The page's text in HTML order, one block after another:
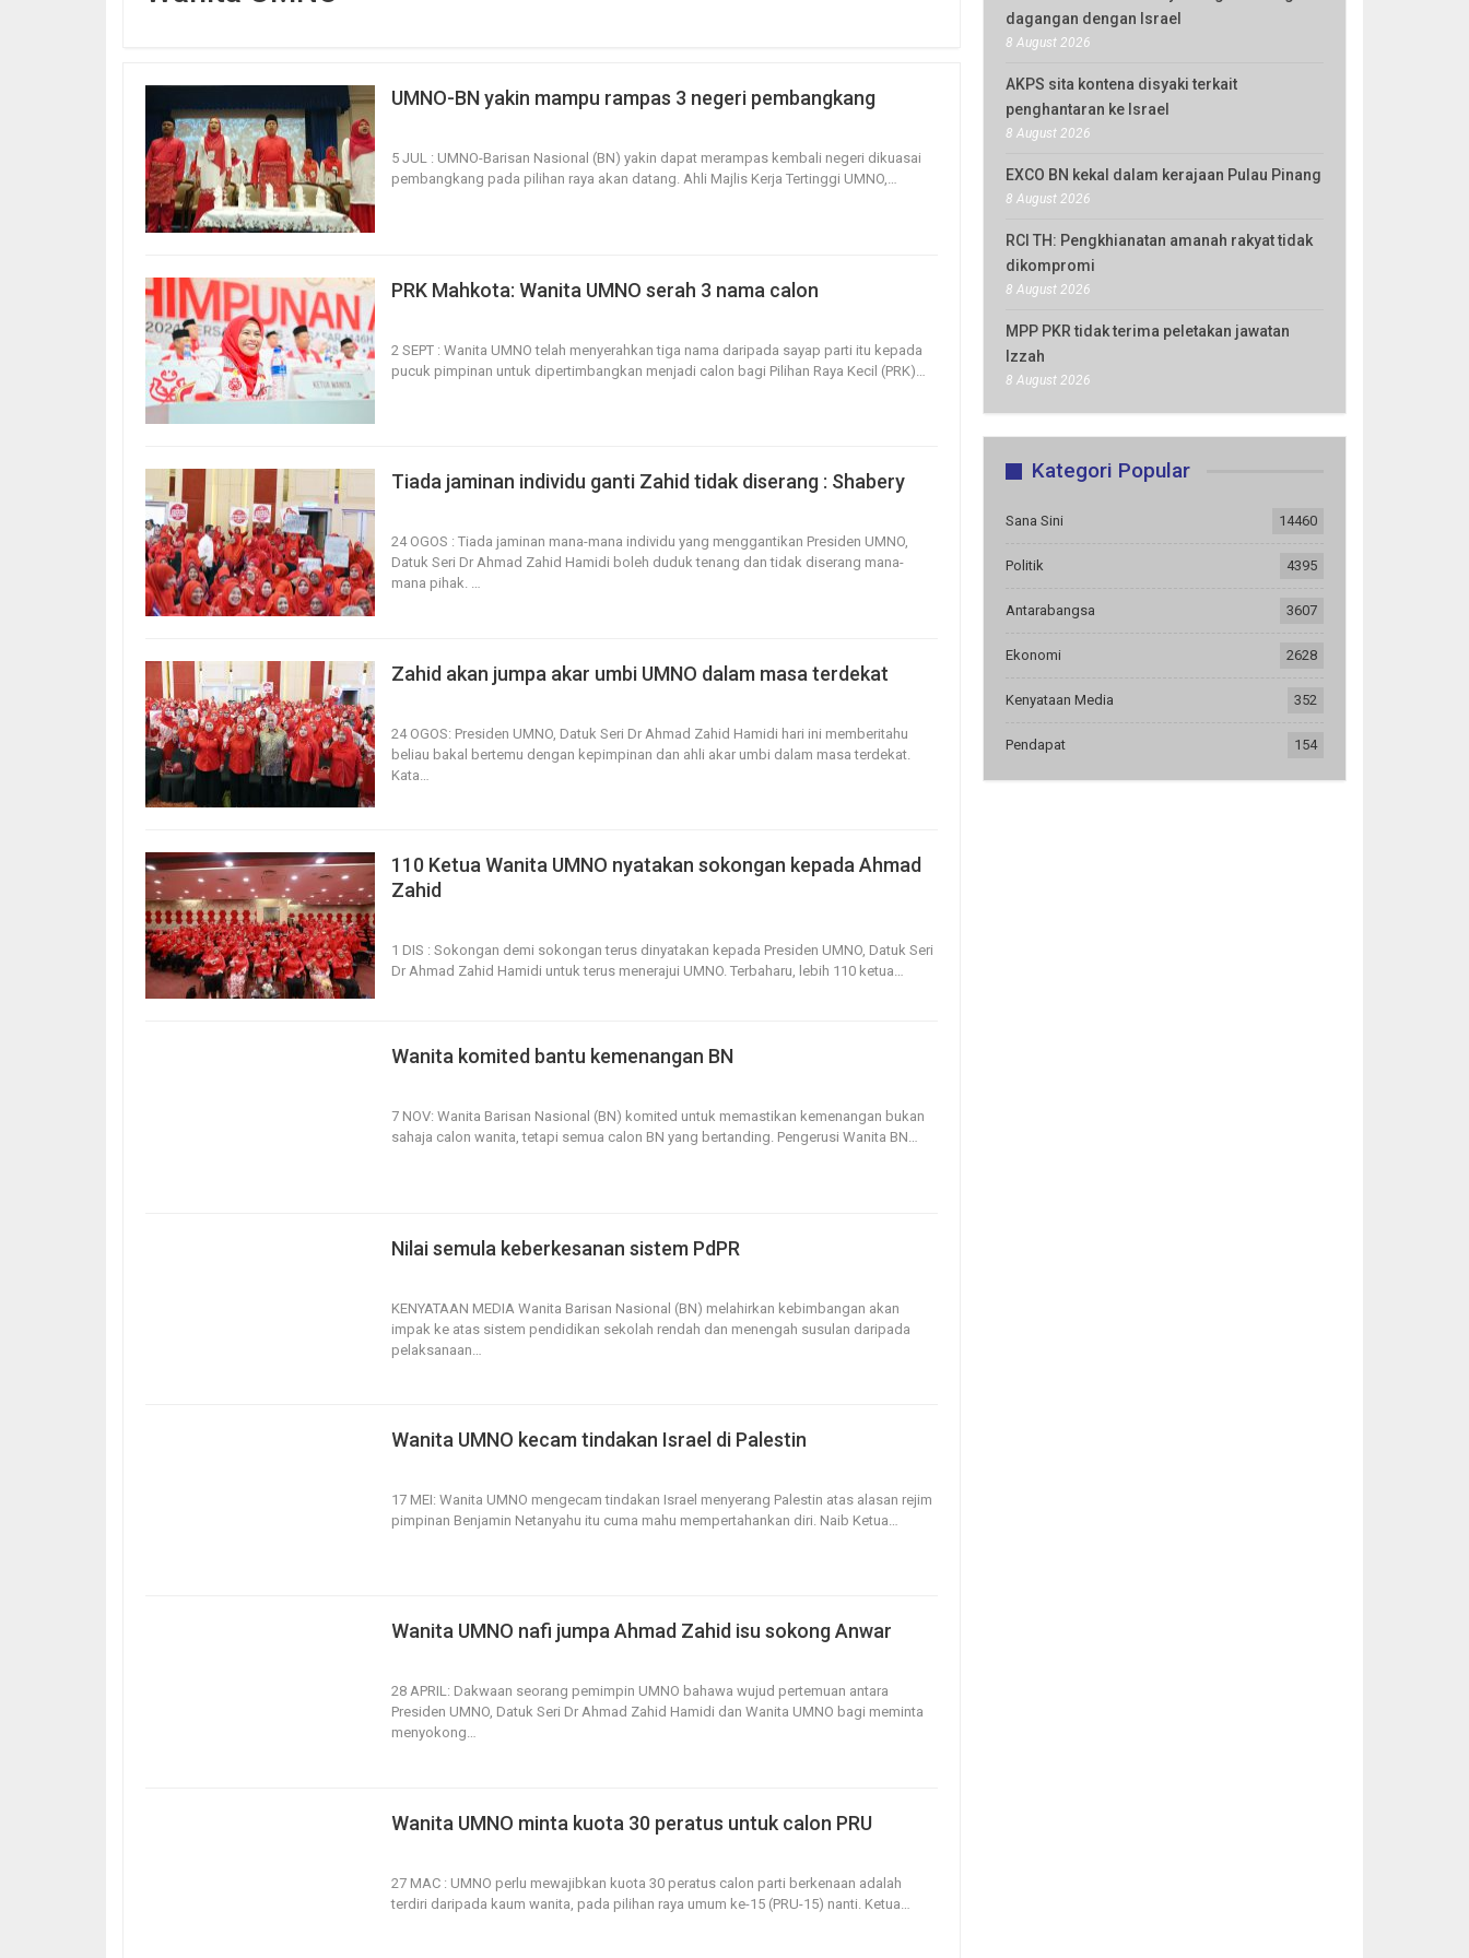
UMNO-BN yakin mampu rampas 3 negeri pembangkang
5 JUL : UMNO-Barisan Nasional (BN) yakin dapat merampas kembali negeri dikuasai
pembangkang pada pilihan raya akan datang. Ahli Majlis Kerja Tertinggi UMNO,…
PRK Mahkota: Wanita UMNO serah 3 nama calon
2 SEPT : Wanita UMNO telah menyerahkan tiga nama daripada sayap parti itu kepada
pucuk pimpinan untuk dipertimbangkan menjadi calon bagi Pilihan Raya Kecil (PRK)
Tiada jaminan individu ganti Zahid tidak diserang : Shabery
24 OGOS : Tiada jaminan mana-mana individu yang menggantikan Presiden UMNO,
Datuk Seri Dr Ahmad Zahid Hamidi boleh duduk tenang dan tidak diserang mana-
mana pihak. …
Zahid akan jumpa akar umbi UMNO dalam masa terdekat
24 OGOS: Presiden UMNO, Datuk Seri Dr Ahmad Zahid Hamidi hari ini memberitahu
beliau bakal bertemu dengan kepimpinan dan ahli akar umbi dalam masa terdekat.
Kata
110 Ketua Wanita UMNO nyatakan sokongan kepada Ahmad
Zahid
1 DIS : Sokongan demi sokongan terus dinyatakan kepada Presiden UMNO, Datuk Seri
Dr Ahmad Zahid Hamidi untuk terus menerajui UMNO. Terbaharu, lebih 110 ketua
Wanita komited bantu kemenangan BN
7 NOV: Wanita Barisan Nasional (BN) komited untuk memastikan kemenangan bukan
sahaja calon wanita, tetapi semua calon BN yang bertanding. Pengerusi Wanita BN…
Nilai semula keberkesanan sistem PdPR
KENYATAAN MEDIA Wanita Barisan Nasional (BN) melahirkan kebimbangan akan
impak ke atas sistem pendidikan sekolah rendah dan menengah susulan daripada
pelaksanaan
Wanita UMNO kecam tindakan Israel di Palestin
17 MEI: Wanita UMNO mengecam tindakan Israel menyerang Palestin atas alasan rejim
pimpinan Benjamin Netanyahu itu cuma mahu mempertahankan diri. Naib Ketua…
Wanita UMNO nafi jumpa Ahmad Zahid isu sokong Anwar
28 APRIL: Dakwaan seorang pemimpin UMNO bahawa wujud pertemuan antara
Presiden UMNO, Datuk Seri Dr Ahmad Zahid Hamidi dan Wanita UMNO bagi meminta
menyokong…
Wanita UMNO minta kuota 30 peratus untuk calon PRU
27 MAC : UMNO perlu mewajibkan kuota 30 peratus calon parti berkenaan adalah
terdiri daripada kaum wanita, pada pilihan raya umum ke-15 (PRU-15) nanti. Ketua
dagangan dengan Israel
8 August 2026
AKPS sita kontena disyaki terkait
penghantaran ke Israel
8 August 2026
EXCO BN kekal dalam kerajaan Pulau Pinang
8 August 2026
RCI TH: Pengkhianatan amanah rakyat tidak
dikompromi
8 August 2026
MPP PKR tidak terima peletakan jawatan
Izzah
8 August 2026
Kategori Popular
Sana Sini 14460
Politik 4395
Antarabangsa 3607
Ekonomi 2628
Kenyataan Media 352
Pendapat 154